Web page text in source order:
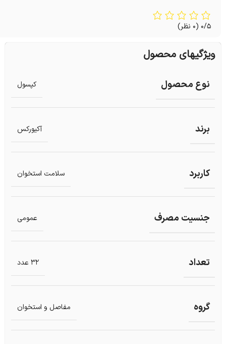
0/5 (0 نظر)
ویژگیهای محصول
نوع محصول کپسول
برند آکیورکس
کاربرد سلامت استخوان
جنسیت مصرف عمومی
تعداد 32 عدد
گروه مفاصل و استخوان